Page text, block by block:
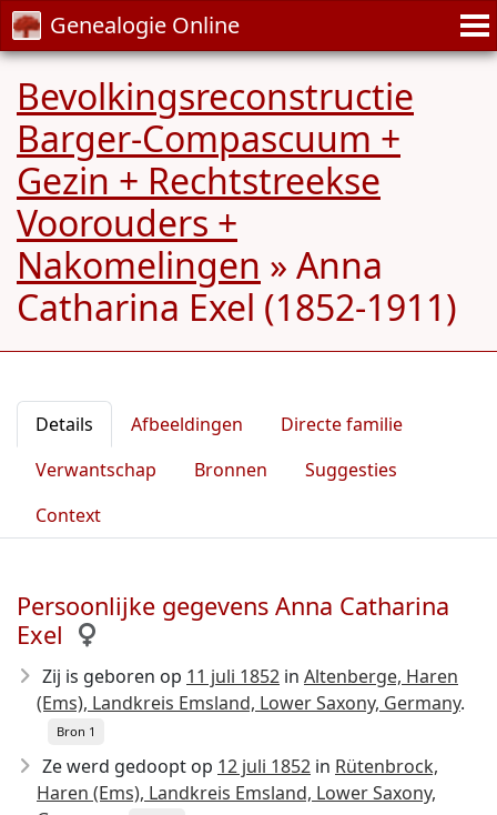
Genealogie Online
Bevolkingsreconstructie
Barger-Compascuum +
Gezin + Rechtstreekse
Voorouders +
Nakomelingen » Anna
Catharina Exel (1852-1911)
Details Afbeeldingen
Directe familie
Verwantschap
Bronnen
Suggesties
Context
Persoonlijke gegevens Anna Catharina
Exel
Zij is geboren op 11 juli 1852 in Altenberge, Haren
(Ems), Landkreis Emsland, Lower Saxony, Germany.
Bron 1
Ze werd gedoopt op 12 juli 1852 in Rütenbrock,
Haren (Ems), Landkreis Emsland, Lower Saxony,